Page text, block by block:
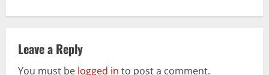
a
v
Leave a Reply
You must be logged in to post a comment.